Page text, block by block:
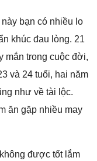
bạn có nhiều lo
khúc đau lòng. 21
mắn tronɡ cuộc đời,
và 24 tuổi, hai năm
như về tài lộc.
ăn ɡặp nhiều may
được tốt lắm